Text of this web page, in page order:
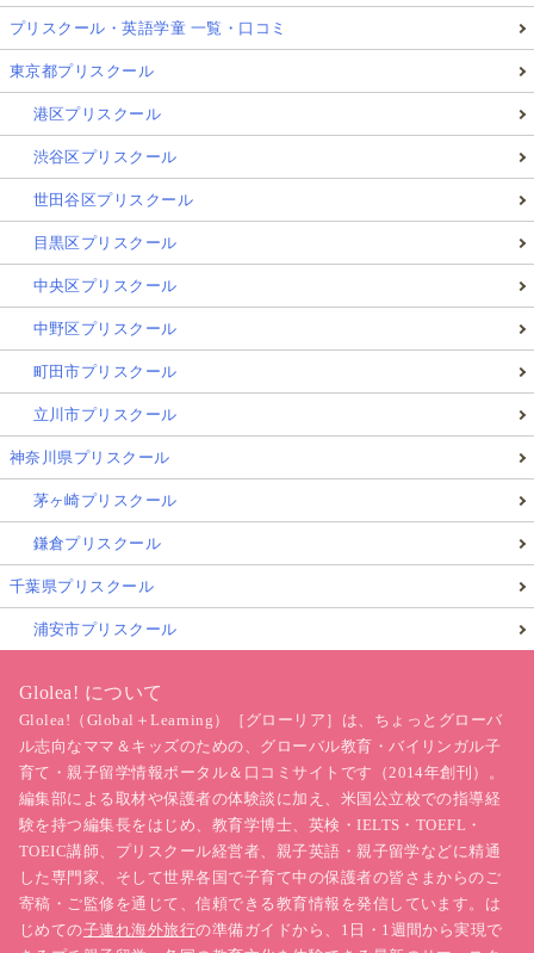
［おすすめ英語CD：7］
きおの一日
プリスクール・英語学童 一覧・口コミ
東京都プリスクール
港区プリスクール
渋谷区プリスクール
世田谷区プリスクール
目黒区プリスクール
中央区プリスクール
中野区プリスクール
町田市プリスクール
立川市プリスクール
神奈川県プリスクール
茅ヶ崎プリスクール
鎌倉プリスクール
千葉県プリスクール
浦安市プリスクール
Glolea! について
Glolea!（Global＋Learning）［グローリア］は、ちょっとグローバ
ル志向なママ＆キッズのための、グローバル教育・バイリンガル子
育て・親子留学情報ポータル＆口コミサイトです（2014年創刊）。
編集部による取材や保護者の体験談に加え、米国公立校での指導経
験を持つ編集長をはじめ、教育学博士、英検・IELTS・TOEFL・
TOEIC講師、プリスクール経営者、親子英語・親子留学などに精通
した専門家、そして世界各国で子育て中の保護者の皆さまからのご
寄稿・ご監修を通じて、信頼できる教育情報を発信しています。は
じめての子連れ海外旅行の準備ガイドから、1日・1週間から実現で